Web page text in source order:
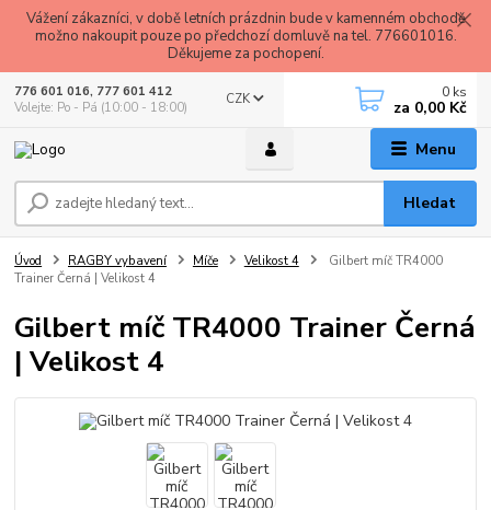
Vážení zákazníci, v době letních prázdnin bude v kamenném obchodě
možno nakoupit pouze po předchozí domluvě na tel. 776601016.
Děkujeme za pochopení.
Menu
CZK
Hledat
776 601 016, 777 601 412
Volejte: Po - Pá (10:00 - 18:00)
0 ks
za 0,00 Kč
Úvod RAGBY vybavení Míče Velikost 4
Gilbert míč TR4000
Trainer Černá | Velikost 4
Gilbert míč TR4000 Trainer Černá
| Velikost 4